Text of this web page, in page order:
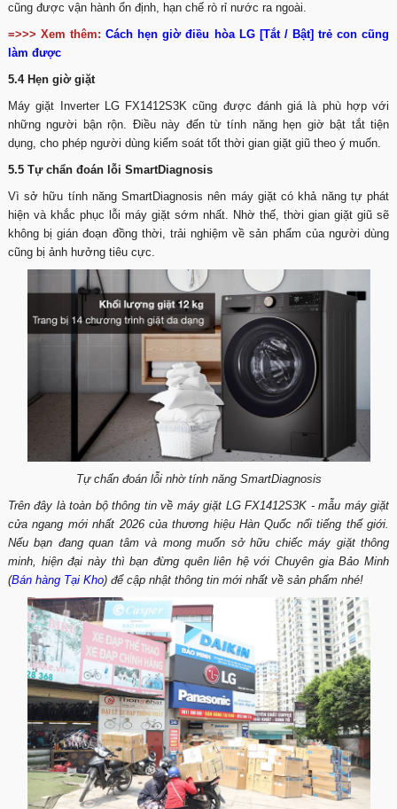
cũng được vận hành ổn định, hạn chế rò rỉ nước ra ngoài.
=>>> Xem thêm: Cách hẹn giờ điều hòa LG [Tắt / Bật] trẻ con cũng
làm được
5.4 Hẹn giờ giặt
Máy giặt Inverter LG FX1412S3K cũng được đánh giá là phù hợp với
những người bận rộn. Điều này đến từ tính năng hẹn giờ bật tắt tiện
dụng, cho phép người dùng kiểm soát tốt thời gian giặt giũ theo ý muốn.
5.5 Tự chẩn đoán lỗi SmartDiagnosis
Vì sở hữu tính năng SmartDiagnosis nên máy giặt có khả năng tự phát
hiện và khắc phục lỗi máy giặt sớm nhất. Nhờ thế, thời gian giặt giũ sẽ
không bị gián đoạn đồng thời, trải nghiệm về sản phẩm của người dùng
cũng bị ảnh hưởng tiêu cực.
Tự chẩn đoán lỗi nhờ tính năng SmartDiagnosis
Trên đây là toàn bộ thông tin về máy giặt LG FX1412S3K - mẫu máy giặt
cửa ngang mới nhất 2026 của thương hiệu Hàn Quốc nổi tiếng thế giới.
Nếu bạn đang quan tâm và mong muốn sở hữu chiếc máy giặt thông
minh, hiện đại này thì bạn đừng quên liên hệ với Chuyên gia Bảo Minh
(Bán hàng Tại Kho) để cập nhật thông tin mới nhất về sản phẩm nhé!